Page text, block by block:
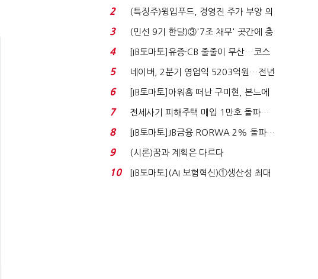
로봇·AI 등 논...
2
(특징주)윙입푸드, 경영진 주가 부양 의
지에 상한가...
3
(민선 9기 한달)③'7조 채무' 곳간에 충
격…추미애, 20년...
4
[IB토마토]유증·CB 줄줄이 무산…코스
닥 벌점 급증에 ...
5
네이버, 2분기 영업익 5203억원…전년
비 0.2% 감소...
6
[IB토마토]아워홈 떠난 구미현, 본느에
340억 베팅…가...
7
전세사기 피해주택 매입 1만호 돌파…
누적 피해자 4만2...
8
[IB토마토]JB금융 RORWA 2% 돌파…
실적 견인은 은행 ...
9 (시론)꿈과 계획은 다르다
10
[IB토마토](AI 보험혁신)①생산성 최대